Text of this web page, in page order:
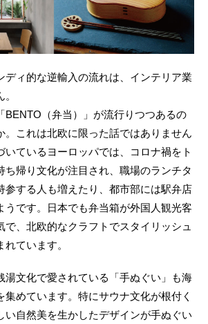
ディ的な逆輸入の流れは、インテリア業
BENTO（弁当）」が流行りつつあるの
。これは北欧に限った話ではありません
いているヨーロッパでは、コロナ禍をト
ち帰り文化が注目され、職場のランチタ
参する人も増えたり、都市部には駅弁店
うです。日本でも弁当箱が外国人観光客
で、北欧的なクラフトでスタイリッシュ
ています。
湯文化で愛されている「手ぬぐい」も海
集めています。特にサウナ文化が根付く
い自然美を生かしたデザインが手ぬぐい